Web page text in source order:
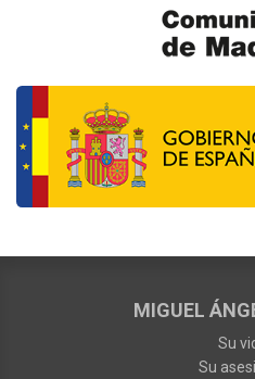
MIGUEL
Su
Su